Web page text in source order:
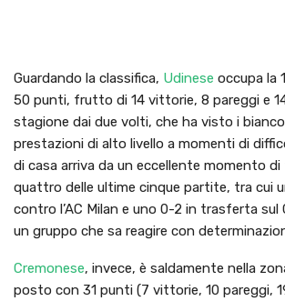
Guardando la classifica, Udinese occupa la
50 punti, frutto di 14 vittorie, 8 pareggi e
stagione dai due volti, che ha visto i
prestazioni di alto livello a momenti di
di casa arriva da un eccellente momento
quattro delle ultime cinque partite, tra cui
contro l’AC Milan e uno 0-2 in trasferta sul
un gruppo che sa reagire con
Cremonese, invece, è saldamente nella
posto con 31 punti (7 vittorie, 10 pareggi,